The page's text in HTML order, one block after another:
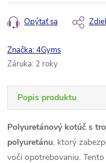
Opýtať sa
Značka:4Gyms
Záruka: 2 roky
Popis produktu
Polyuretánový kotúč s
polyuretánu, ktorý
voči opotrebovaniu.